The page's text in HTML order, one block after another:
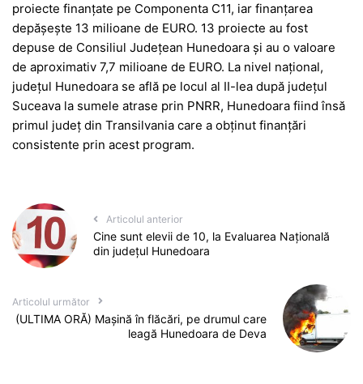
proiecte finanțate pe Componenta C11, iar finanțarea
depășește 13 milioane de EURO. 13 proiecte au fost
depuse de Consiliul Județean Hunedoara și au o valoare
de aproximativ 7,7 milioane de EURO. La nivel național,
județul Hunedoara se află pe locul al II-lea după județul
Suceava la sumele atrase prin PNRR, Hunedoara fiind însă
primul județ din Transilvania care a obținut finanțări
consistente prin acest program.
Articolul anterior
Cine sunt elevii de 10, la Evaluarea Națională
din județul Hunedoara
Articolul următor
(ULTIMA ORĂ) Mașină în flăcări, pe drumul care
leagă Hunedoara de Deva